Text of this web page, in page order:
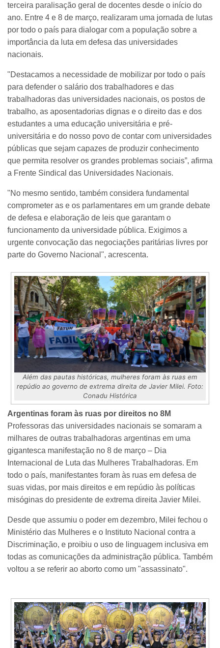
terceira paralisação geral de docentes desde o início do
ano. Entre 4 e 8 de março, realizaram uma jornada de lutas
por todo o país para dialogar com a população sobre a
importância da luta em defesa das universidades
nacionais.
"Destacamos a necessidade de mobilizar por todo o país
para defender o salário dos trabalhadores e das
trabalhadoras das universidades nacionais, os postos de
trabalho, as aposentadorias dignas e o direito das e dos
estudantes a uma educação universitária e pré-
universitária e do nosso povo de contar com universidades
públicas que sejam capazes de produzir conhecimento
que permita resolver os grandes problemas sociais”, afirma
a Frente Sindical das Universidades Nacionais.
"No mesmo sentido, também considera fundamental
comprometer as e os parlamentares em um grande debate
de defesa e elaboração de leis que garantam o
funcionamento da universidade pública. Exigimos a
urgente convocação das negociações paritárias livres por
parte do Governo Nacional", acrescenta.
Além das pautas históricas, mulheres foram às ruas em
repúdio ao governo de extrema direita de Javier Milei. Foto:
Conadu Histórica
Argentinas foram às ruas por direitos no 8M
Professoras das universidades nacionais se somaram a
milhares de outras trabalhadoras argentinas em uma
gigantesca manifestação no 8 de março – Dia
Internacional de Luta das Mulheres Trabalhadoras. Em
todo o país, manifestantes foram às ruas em defesa de
suas vidas, por mais direitos e em repúdio às políticas
misóginas do presidente de extrema direita Javier Milei.
Desde que assumiu o poder em dezembro, Milei fechou o
Ministério das Mulheres e o Instituto Nacional contra a
Discriminação, e proibiu o uso de linguagem inclusiva em
todas as comunicações da administração pública. Também
voltou a se referir ao aborto como um "assassinato".